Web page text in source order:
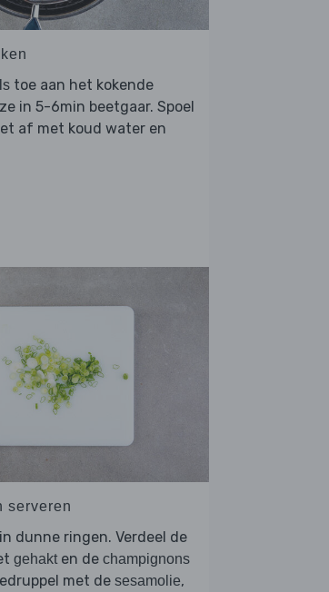
toe aan het kokende
in 5-6min beetgaar. Spoel
af met koud water en
serveren
in dunne ringen. Verdeel de
gehakt en de champignons
met de sesamolie,